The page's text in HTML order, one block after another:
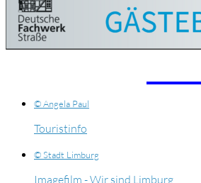
© Angela Paul
Touristinfo
© Stadt Limburg
Imagefilm - Wir sind Limburg